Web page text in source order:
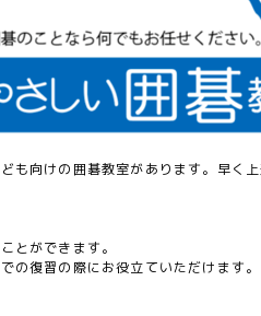
も向けの囲碁教室があります。早く
とができます。
復習の際にお役立ていただけます。